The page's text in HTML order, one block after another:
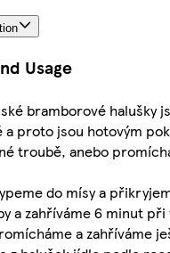
Usage
bramborové halušky
a proto jsou hotovým
troubě, anebo
do mísy a
a zahříváme 6 minut při
a zahříváme